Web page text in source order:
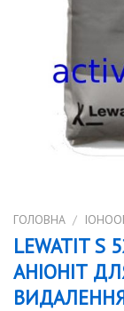
ГОЛОВНА /
LEWATIT
АНІОНІТ